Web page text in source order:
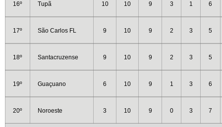
16º Tupã 10 10 9 3 1 6
17º São Carlos FL 9 10 9 2 3 5
18º Santacruzense 9 10 9 2 3 5
19º Guaçuano 6 10 9 1 3 6
20º Noroeste 3 10 9 0 3 7